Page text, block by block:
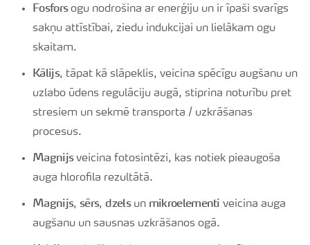
Fosforsogu nodrošina ar enerģiju un ir īpaši svarīgs
sakņu attīstībai, ziedu indukcijai un lielākam ogu
skaitam.
Kālijs, tāpat kā slāpeklis, veicina spēcīgu augšanu un
uzlabo ūdens regulāciju augā, stiprina noturību pret
stresiem un sekmē transporta / uzkrāšanas
procesus.
Magnijsveicina fotosintēzi, kas notiek pieaugoša
auga hlorofila rezultātā.
Magnijs, sērs,dzelsun mikroelementi veicina auga
augšanu un sausnas uzkrāšanos ogā.